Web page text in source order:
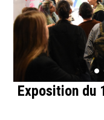
Exposition du